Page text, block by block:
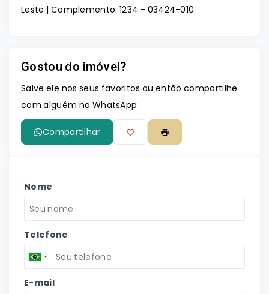
Leste | Complemento: 1234 - 03424-010
Gostou do imóvel?
Salve ele nos seus favoritos ou então compartilhe
com alguém no WhatsApp:
Compartilhar
Nome
Telefone
E-mail